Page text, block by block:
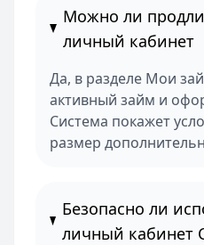
Можно ли
личный кабинет
Да, в разделе Мои
активный займ и
Система покажет
размер
Безопасно ли
личный кабинет